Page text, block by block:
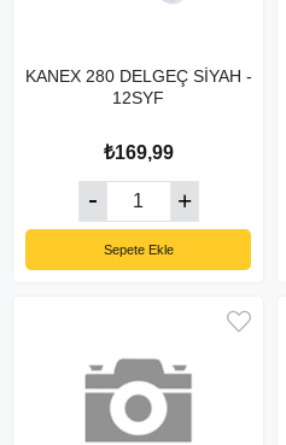
KANEX 280 DELGEÇ SİYAH -
12SYF
₺169,99
Sepete Ekle